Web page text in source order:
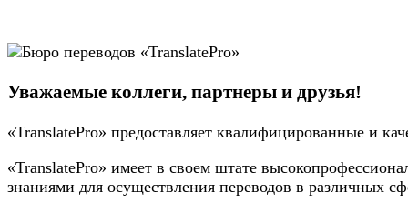
Уважаемые коллеги, партнеры и друзья!
«TranslatePro» предоставляет квалифицированные и
«TranslatePro» имеет в своем штате
знаниями для осуществления переводов в различных